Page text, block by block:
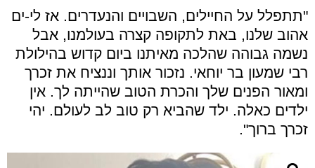
"תתפלל על החיילים, השבויים והנעדרים. אז לי-ים
אהוב שלנו, באת לתקופה קצרה בעולמנו, אבל
נשמה גבוהה שהלכה מאיתנו ביום קדוש בהילולת
רבי שמעון בר יוחאי. נזכור אותך וננציח את זכרך
ומאור הפנים שלך והכרת הטוב שהייתה לך. אין
ילדים כאלה. ילד שהביא רק טוב לב לעולם. יהי
זכרך ברוך".